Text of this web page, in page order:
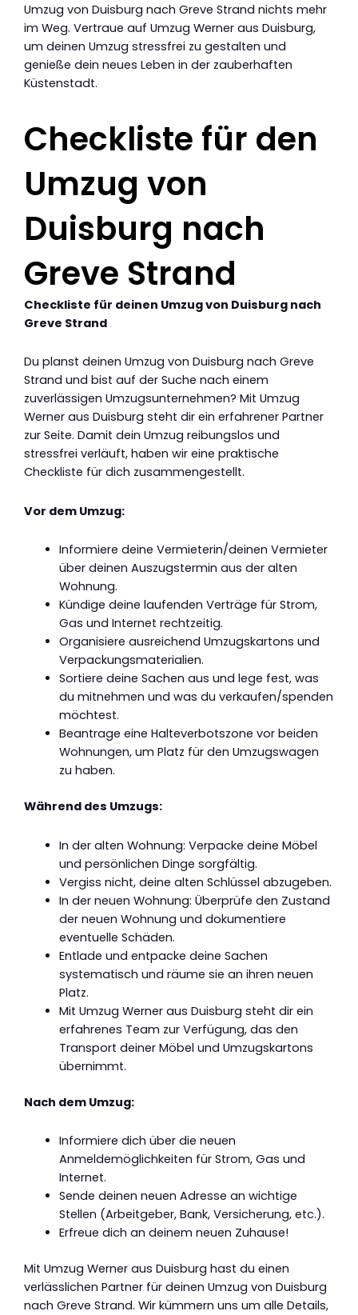
Umzug von Duisburg nach Greve Strand nichts mehr
im Weg. Vertraue auf Umzug Werner aus Duisburg,
um deinen Umzug stressfrei zu gestalten und
genieße dein neues Leben in der zauberhaften
Küstenstadt.
Checkliste für den
Umzug von
Duisburg nach
Greve Strand
Checkliste für deinen Umzug von Duisburg nach
Greve Strand
Du planst deinen Umzug von Duisburg nach Greve
Strand und bist auf der Suche nach einem
zuverlässigen Umzugsunternehmen? Mit Umzug
Werner aus Duisburg steht dir ein erfahrener Partner
zur Seite. Damit dein Umzug reibungslos und
stressfrei verläuft, haben wir eine praktische
Checkliste für dich zusammengestellt.
Vor dem Umzug:
Informiere deine Vermieterin/deinen Vermieter
über deinen Auszugstermin aus der alten
Wohnung.
Kündige deine laufenden Verträge für Strom,
Gas und Internet rechtzeitig.
Organisiere ausreichend Umzugskartons und
Verpackungsmaterialien.
Sortiere deine Sachen aus und lege fest, was
du mitnehmen und was du verkaufen/spenden
möchtest.
Beantrage eine Halteverbotszone vor beiden
Wohnungen, um Platz für den Umzugswagen
zu haben.
Während des Umzugs:
In der alten Wohnung: Verpacke deine Möbel
und persönlichen Dinge sorgfältig.
Vergiss nicht, deine alten Schlüssel abzugeben.
In der neuen Wohnung: Überprüfe den Zustand
der neuen Wohnung und dokumentiere
eventuelle Schäden.
Entlade und entpacke deine Sachen
systematisch und räume sie an ihren neuen
Platz.
Mit Umzug Werner aus Duisburg steht dir ein
erfahrenes Team zur Verfügung, das den
Transport deiner Möbel und Umzugskartons
übernimmt.
Nach dem Umzug:
Informiere dich über die neuen
Anmeldemöglichkeiten für Strom, Gas und
Internet.
Sende deinen neuen Adresse an wichtige
Stellen (Arbeitgeber, Bank, Versicherung, etc.).
Erfreue dich an deinem neuen Zuhause!
Mit Umzug Werner aus Duisburg hast du einen
verlässlichen Partner für deinen Umzug von Duisburg
nach Greve Strand. Wir kümmern uns um alle Details,